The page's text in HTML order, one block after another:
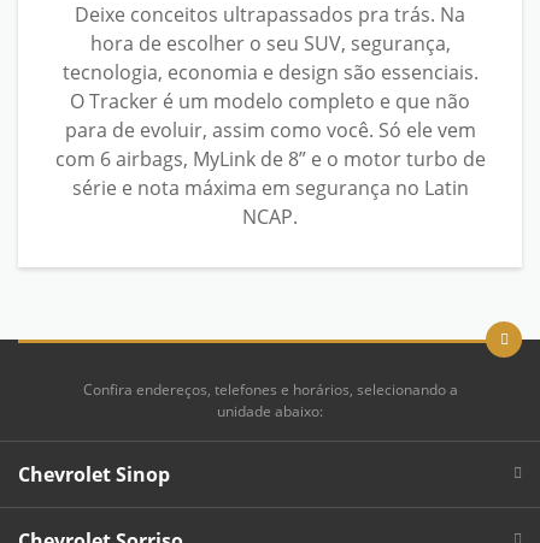
Deixe conceitos ultrapassados pra trás. Na
hora de escolher o seu SUV, segurança,
tecnologia, economia e design são essenciais.
O Tracker é um modelo completo e que não
para de evoluir, assim como você. Só ele vem
com 6 airbags, MyLink de 8” e o motor turbo de
série e nota máxima em segurança no Latin
NCAP.
Confira endereços, telefones e horários, selecionando a
unidade abaixo:
Chevrolet Sinop